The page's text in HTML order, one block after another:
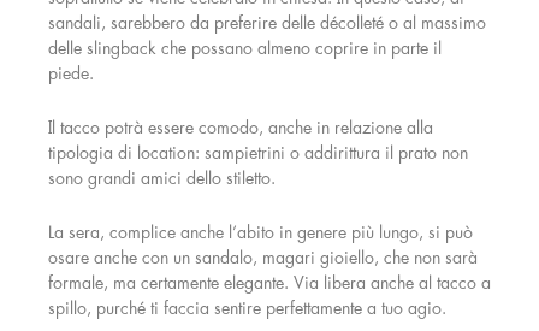
sandali, sarebbero da preferire delle décolleté o al massimo
delle slingback che possano almeno coprire in parte il
piede.
Il tacco potrà essere comodo, anche in relazione alla
tipologia di location: sampietrini o addirittura il prato non
sono grandi amici dello stiletto.
La sera, complice anche l’abito in genere più lungo, si può
osare anche con un sandalo, magari gioiello, che non sarà
formale, ma certamente elegante. Via libera anche al tacco a
spillo, purché ti faccia sentire perfettamente a tuo agio.